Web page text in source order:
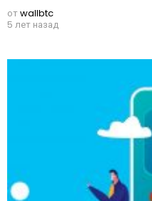
отwallbtc
5 лет назад